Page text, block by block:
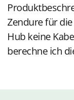
Zendure für
Hub keine
berechne ich